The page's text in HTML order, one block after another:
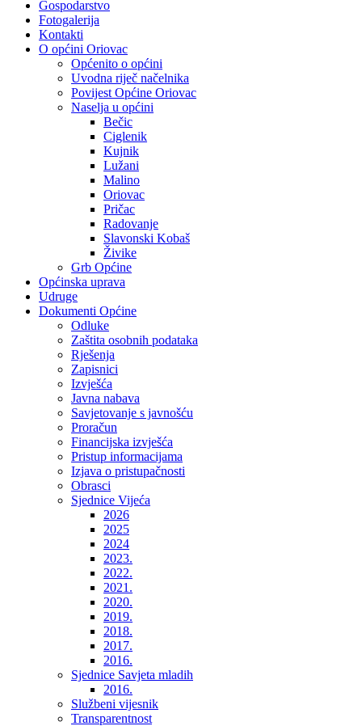
Gospodarstvo
Fotogalerija
Kontakti
O općini Oriovac
Općenito o općini
Uvodna riječ načelnika
Povijest Općine Oriovac
Naselja u općini
Bečic
Ciglenik
Kujnik
Lužani
Malino
Oriovac
Pričac
Radovanje
Slavonski Kobaš
Živike
Grb Općine
Općinska uprava
Udruge
Dokumenti Općine
Odluke
Zaštita osobnih podataka
Rješenja
Zapisnici
Izvješća
Javna nabava
Savjetovanje s javnošću
Proračun
Financijska izvješća
Pristup informacijama
Izjava o pristupačnosti
Obrasci
Sjednice Vijeća
2026
2025
2024
2023.
2022.
2021.
2020.
2019.
2018.
2017.
2016.
Sjednice Savjeta mladih
2016.
Službeni vijesnik
Transparentnost